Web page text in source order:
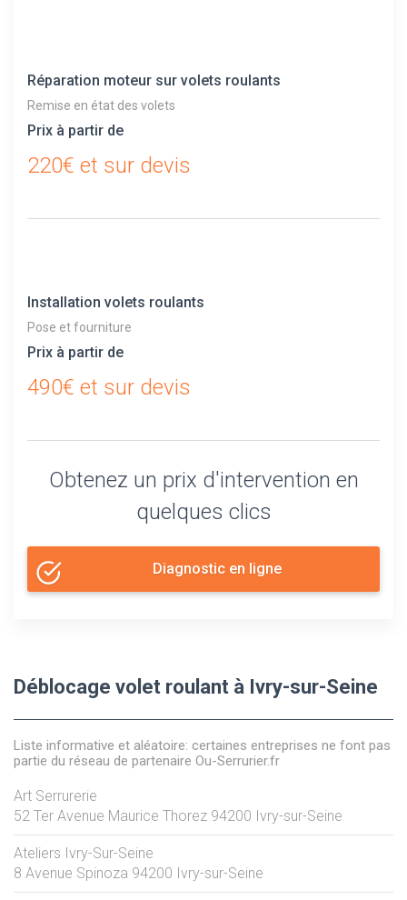
Réparation moteur sur volets roulants
Remise en état des volets
Prix à partir de
220€ et sur devis
Installation volets roulants
Pose et fourniture
Prix à partir de
490€ et sur devis
Obtenez un prix d'intervention en
quelques clics
Diagnostic en ligne
Déblocage volet roulant à Ivry-sur-Seine
Liste informative et aléatoire: certaines entreprises ne font pas
partie du réseau de partenaire Ou-Serrurier.fr
Art Serrurerie
52 Ter Avenue Maurice Thorez 94200 Ivry-sur-Seine
Ateliers Ivry-Sur-Seine
8 Avenue Spinoza 94200 Ivry-sur-Seine